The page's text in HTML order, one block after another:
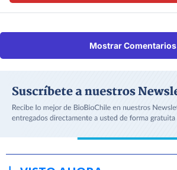
Mostrar Comentarios